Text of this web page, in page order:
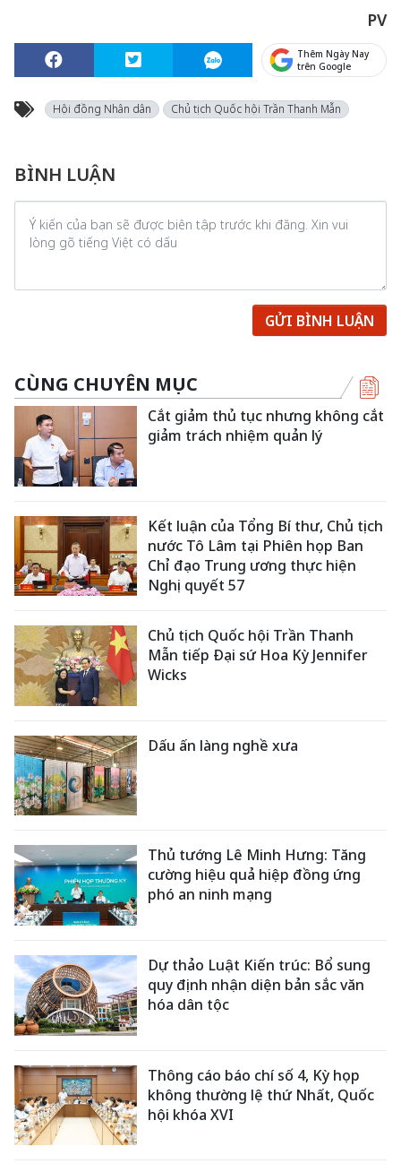
PV
Thêm Ngày Nay
trên Google
Hội đồng Nhân dân Chủ tịch Quốc hội Trần Thanh Mẫn
BÌNH LUẬN
GỬI BÌNH LUẬN
CÙNG CHUYÊN MỤC
Cắt giảm thủ tục nhưng không cắt
giảm trách nhiệm quản lý
Kết luận của Tổng Bí thư, Chủ tịch
nước Tô Lâm tại Phiên họp Ban
Chỉ đạo Trung ương thực hiện
Nghị quyết 57
Chủ tịch Quốc hội Trần Thanh
Mẫn tiếp Đại sứ Hoa Kỳ Jennifer
Wicks
Dấu ấn làng nghề xưa
Thủ tướng Lê Minh Hưng: Tăng
cường hiệu quả hiệp đồng ứng
phó an ninh mạng
Dự thảo Luật Kiến trúc: Bổ sung
quy định nhận diện bản sắc văn
hóa dân tộc
Thông cáo báo chí số 4, Kỳ họp
không thường lệ thứ Nhất, Quốc
hội khóa XVI